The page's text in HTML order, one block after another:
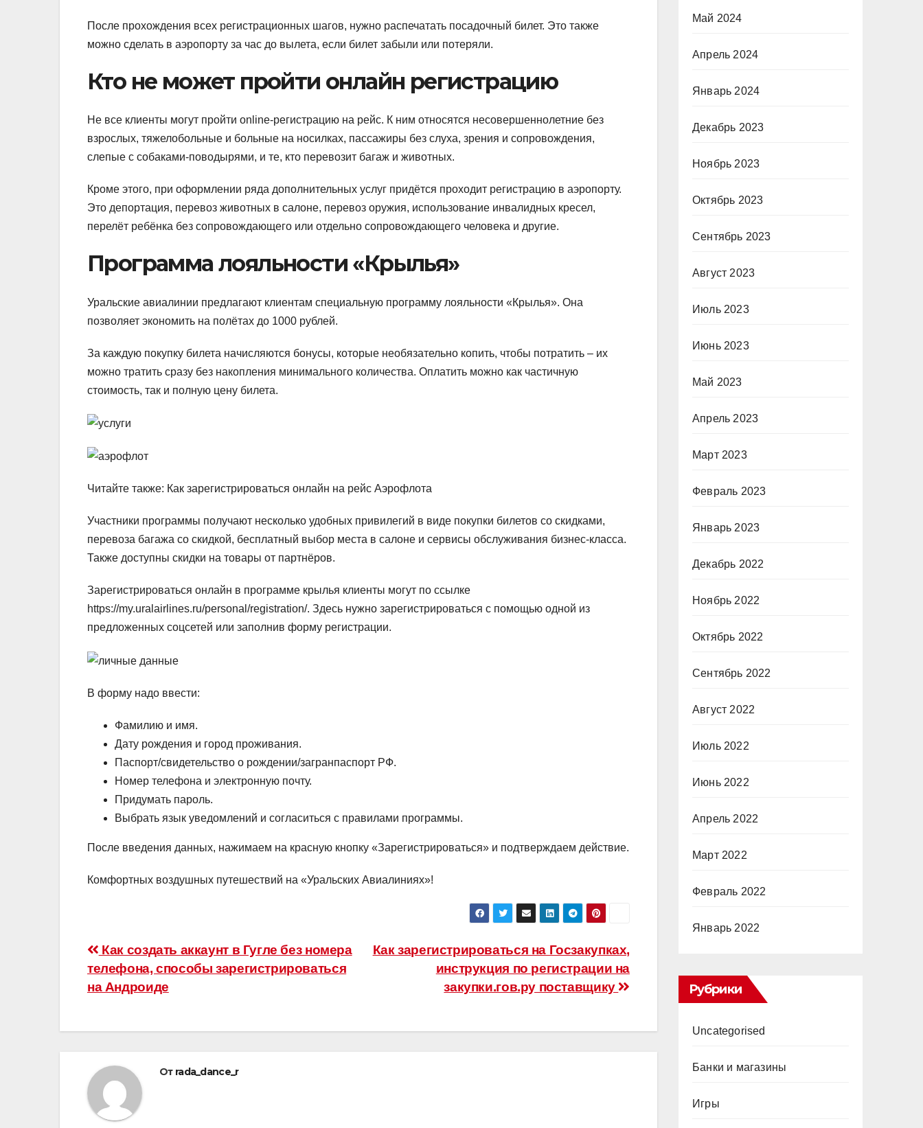
После прохождения всех регистрационных шагов, нужно распечатать посадочный билет. Это также
можно сделать в аэропорту за час до вылета, если билет забыли или потеряли.
Кто не может пройти онлайн регистрацию
Не все клиенты могут пройти online-регистрацию на рейс. К ним относятся несовершеннолетние без
взрослых, тяжелобольные и больные на носилках, пассажиры без слуха, зрения и сопровождения,
слепые с собаками-поводырями, и те, кто перевозит багаж и животных.
Кроме этого, при оформлении ряда дополнительных услуг придётся проходит регистрацию в аэропорту.
Это депортация, перевоз животных в салоне, перевоз оружия, использование инвалидных кресел,
перелёт ребёнка без сопровождающего или отдельно сопровождающего человека и другие.
Программа лояльности «Крылья»
Уральские авиалинии предлагают клиентам специальную программу лояльности «Крылья». Она
позволяет экономить на полётах до 1000 рублей.
За каждую покупку билета начисляются бонусы, которые необязательно копить, чтобы потратить – их
можно тратить сразу без накопления минимального количества. Оплатить можно как частичную
стоимость, так и полную цену билета.
Читайте также: Как зарегистрироваться онлайн на рейс Аэрофлота
Участники программы получают несколько удобных привилегий в виде покупки билетов со скидками,
перевоза багажа со скидкой, бесплатный выбор места в салоне и сервисы обслуживания бизнес-класса.
Также доступны скидки на товары от партнёров.
Зарегистрироваться онлайн в программе крылья клиенты могут по ссылке
https://my.uralairlines.ru/personal/registration/. Здесь нужно зарегистрироваться с помощью одной из
предложенных соцсетей или заполнив форму регистрации.
В форму надо ввести:
Фамилию и имя.
Дату рождения и город проживания.
Паспорт/свидетельство о рождении/загранпаспорт РФ.
Номер телефона и электронную почту.
Придумать пароль.
Выбрать язык уведомлений и согласиться с правилами программы.
После введения данных, нажимаем на красную кнопку «Зарегистрироваться» и подтверждаем действие.
Комфортных воздушных путешествий на «Уральских Авиалиниях»!
Навигация
по
Как зарегистрироваться на Госзакупках,
инструкция по регистрации на
закупки.гов.ру поставщику
Как создать аккаунт в Гугле без номера
телефона, способы зарегистрироваться
на Андроиде
От rada_dance_r
Май 2024
Апрель 2024
Январь 2024
Декабрь 2023
Ноябрь 2023
Октябрь 2023
Сентябрь 2023
Август 2023
Июль 2023
Июнь 2023
Май 2023
Апрель 2023
Март 2023
Февраль 2023
Январь 2023
Декабрь 2022
Ноябрь 2022
Октябрь 2022
Сентябрь 2022
Август 2022
Июль 2022
Июнь 2022
Апрель 2022
Март 2022
Февраль 2022
Январь 2022
Рубрики
Uncategorised
Банки и магазины
Игры